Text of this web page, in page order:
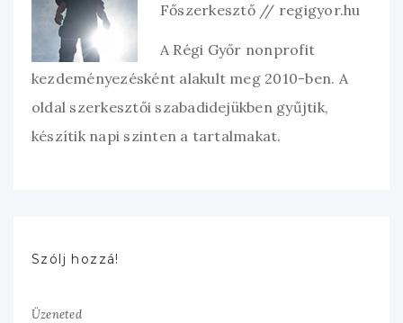
Főszerkesztő // regigyor.hu
A Régi Győr nonprofit
kezdeményezésként alakult meg 2010-ben. A
oldal szerkesztői szabadidejükben gyűjtik,
készítik napi szinten a tartalmakat.
Szólj hozzá!
Üzeneted